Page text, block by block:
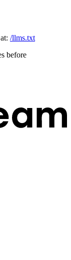
/llms.txt
before